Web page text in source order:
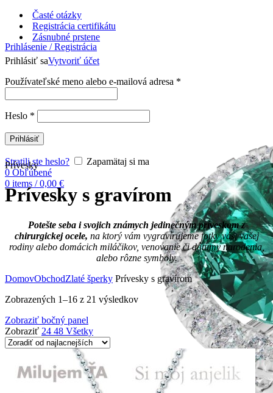
Časté otázky
Registrácia certifikátu
Prihlásenie / Registrácia
Prihlásiť saVytvoriť účet
Používateľské meno alebo e-mailová adresa *
Heslo *
Prihlásiť
Stratili ste heslo?
Zapamätaj si ma
0 Obľúbené
0 items / 0,00 €
Zásnubné prstene
Prívesky
Prívesky s gravírom
Potešte seba i svojich známych jedinečným príveskom z
chirurgickej ocele, na ktorý vám vygravírujeme fotky vás, vašej
rodiny alebo domácich miláčikov, venovanie či dátumy narodenia,
alebo rôzne symboly.
DomovObchodZlaté šperky Prívesky s gravírom
Zobrazených 1–16 z 21 výsledkov
Zobraziť bočný panel
Zobraziť 24 48 Všetky